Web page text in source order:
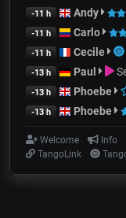
-11 h Andy
-11 h Carlo
-11 h Cecile
-13 h Paul
-13 h Phoebe
-13 h Phoebe
Welcome Info
TangoLink